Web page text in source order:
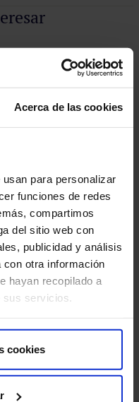
Acerca de las cookies
para personalizar
funciones de redes
compartimos
del sitio web con
publicidad y análisis
con otra información
hayan recopilado a
sus servicios.
cookies
Galicia son
ciudadanos
salud
de euros a la
Además de los